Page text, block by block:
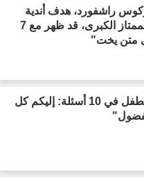
راشفورد، هدف أندية
الدوري الممتاز الكبرى، قد ظهر مع 7
يخت"
"قانون الطفل في 10 أسئلة: إليكم كل